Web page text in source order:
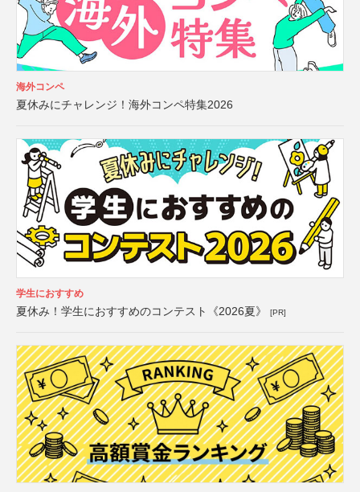
海外コンペ
夏休みにチャレンジ！海外コンペ特集2026
学生におすすめ
夏休み！学生におすすめのコンテスト《2026夏》 [PR]